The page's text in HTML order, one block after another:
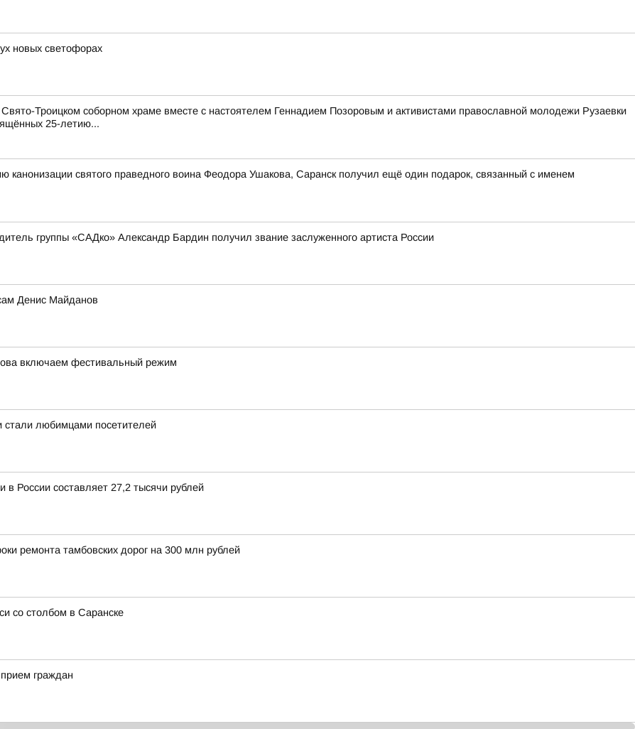
новых светофорах
Троицком соборном храме вместе с настоятелем Геннадием Позоровым и активистами православной молодежи Рузаевки
25-летию...
канонизации святого праведного воина Феодора Ушакова, Саранск получил ещё один подарок, связанный с именем
группы «САДко» Александр Бардин получил звание заслуженного артиста России
Денис Майданов
включаем фестивальный режим
стали любимцами посетителей
в России составляет 27,2 тысячи рублей
ремонта тамбовских дорог на 300 млн рублей
со столбом в Саранске
граждан